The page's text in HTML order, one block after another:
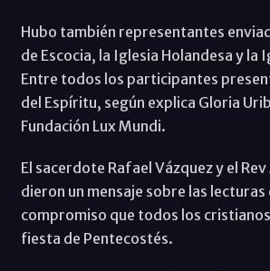
Hubo también representantes
de Escocia, la Iglesia Holandesa y la
Entre todos los participantes
del Espíritu, según explica Gloria
Fundación Lux Mundi.
El sacerdote Rafael Vázquez y el
dieron un mensaje sobre las lecturas
compromiso que todos los
fiesta de Pentecostés.